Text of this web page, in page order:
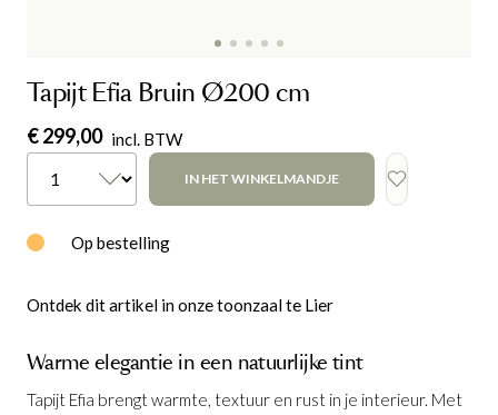
Tapijt Efia Bruin Ø200 cm
€ 299,00 incl. BTW
IN HET WINKELMANDJE
Op bestelling
Ontdek dit artikel in onze toonzaal te Lier
Warme elegantie in een natuurlijke tint
Tapijt Efia brengt warmte, textuur en rust in je interieur. Met